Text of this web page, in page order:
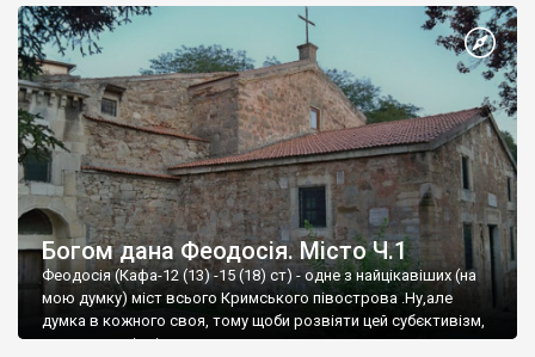
Богом дана Феодосія. Місто Ч.1
Феодосія (Кафа-12 (13) -15 (18) ст) - одне з найцікавіших (на
мою думку) міст всього Кримського півострова .Ну,але
думка в кожного своя, тому щоби розвіяти цей субєктивізм,
запрошую відвідати це